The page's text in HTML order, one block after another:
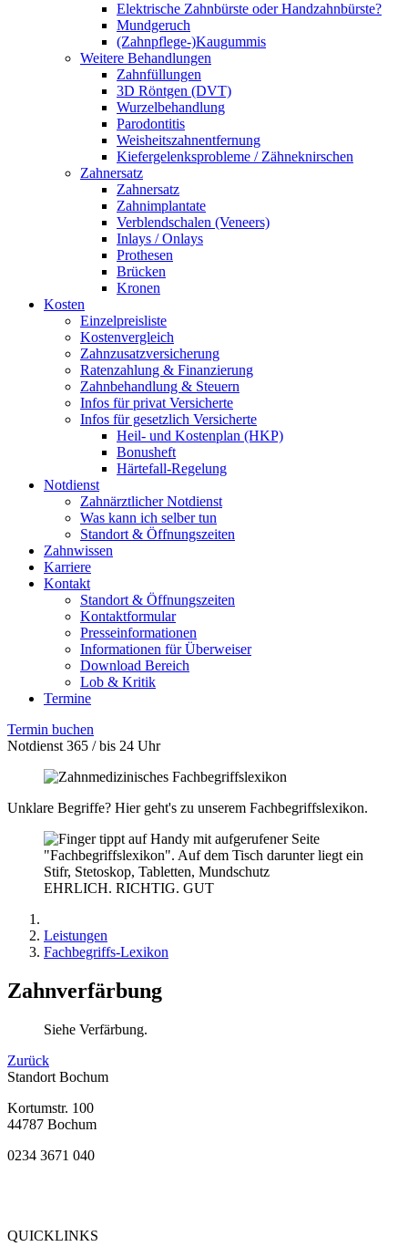
Elektrische Zahnbürste oder Handzahnbürste?
Mundgeruch
(Zahnpflege-)Kaugummis
Weitere Behandlungen
Zahnfüllungen
3D Röntgen (DVT)
Wurzelbehandlung
Parodontitis
Weisheitszahnentfernung
Kiefergelenksprobleme / Zähneknirschen
Zahnersatz
Zahnersatz
Zahnimplantate
Verblendschalen (Veneers)
Inlays / Onlays
Prothesen
Brücken
Kronen
Kosten
Einzelpreisliste
Kostenvergleich
Zahnzusatzversicherung
Ratenzahlung & Finanzierung
Zahnbehandlung & Steuern
Infos für privat Versicherte
Infos für gesetzlich Versicherte
Heil- und Kostenplan (HKP)
Bonusheft
Härtefall-Regelung
Notdienst
Zahnärztlicher Notdienst
Was kann ich selber tun
Standort & Öffnungszeiten
Zahnwissen
Karriere
Kontakt
Standort & Öffnungszeiten
Kontaktformular
Presseinformationen
Informationen für Überweiser
Download Bereich
Lob & Kritik
Termine
Termin buchen
Notdienst 365 / bis 24 Uhr
Unklare Begriffe? Hier geht's zu unserem Fachbegriffslexikon.
EHRLICH. RICHTIG. GUT
Leistungen
Fachbegriffs-Lexikon
Zahnverfärbung
Siehe Verfärbung.
Zurück
Standort Bochum
Kortumstr. 100
44787 Bochum
0234 3671 040
QUICKLINKS